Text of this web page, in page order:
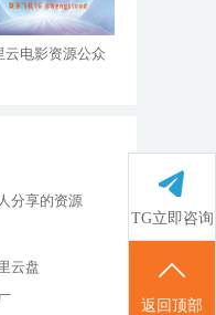
云电影资源公众
分享的资源
云盘
TG立即咨询
返回顶部